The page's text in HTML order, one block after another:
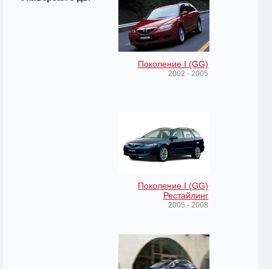
Поколение I (GG)
2002 - 2005
Поколение I (GG)
Рестайлинг
2005 - 2008